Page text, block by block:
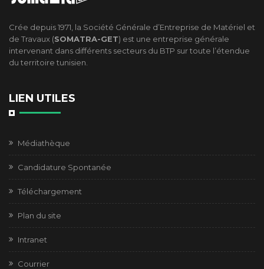
Crée depuis 1971, la Société Générale d’Entreprise de Matériel et
de Travaux (SOMATRA-GET) est une entreprise générale
intervenant dans différents secteurs du BTP sur toute l’étendue
du territoire tunisien.
LIEN UTILES
Médiathèque
Candidature Spontanée
Téléchargement
Plan du site
Intranet
Courrier